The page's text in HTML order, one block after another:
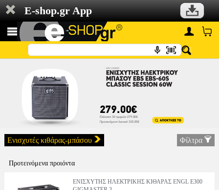
E-shop.gr App
Ενισχυτές κιθάρας-μπάσου Φίλτρα
Προτεινόμενα προιόντα
ΕΝΙΣΧΥΤΗΣ ΗΛΕΚΤΡΙΚΗΣ ΚΙΘΑΡΑΣ ENGL E300